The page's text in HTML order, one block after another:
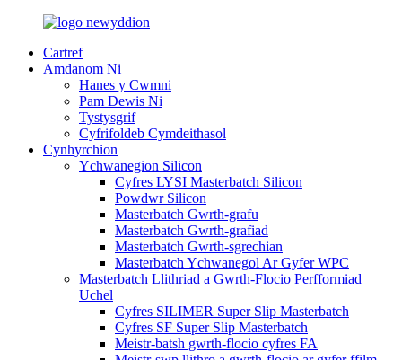
Cartref
Amdanom Ni
Hanes y Cwmni
Pam Dewis Ni
Tystysgrif
Cyfrifoldeb Cymdeithasol
Cynhyrchion
Ychwanegion Silicon
Cyfres LYSI Masterbatch Silicon
Powdwr Silicon
Masterbatch Gwrth-grafu
Masterbatch Gwrth-grafiad
Masterbatch Gwrth-sgrechian
Masterbatch Ychwanegol Ar Gyfer WPC
Masterbatch Llithriad a Gwrth-Flocio Perfformiad
Uchel
Cyfres SILIMER Super Slip Masterbatch
Cyfres SF Super Slip Masterbatch
Meistr-batsh gwrth-flocio cyfres FA